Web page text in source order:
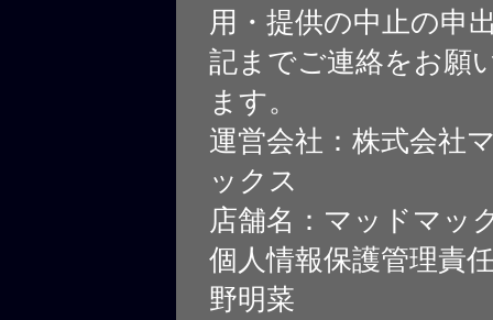
用・提供の中止の申
記までご連絡をお願
ます。
運営会社：株式会社
ックス
店舗名：マッドマッ
個人情報保護管理責
野明菜